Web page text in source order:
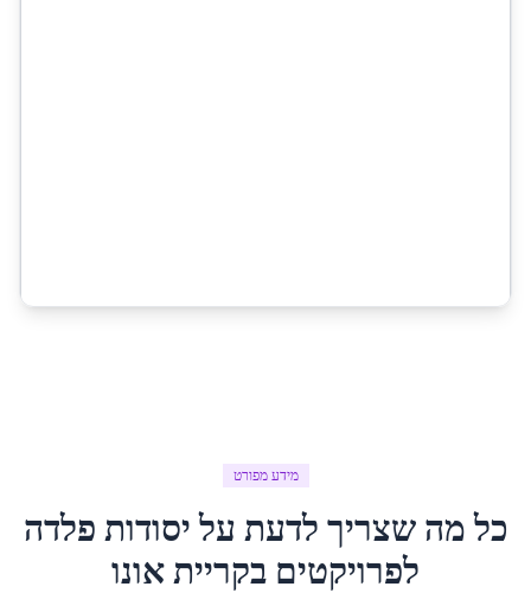
מידע מפורט
כל מה שצריך לדעת עליסודות פלדה
לפרויקטים בקריית אונו